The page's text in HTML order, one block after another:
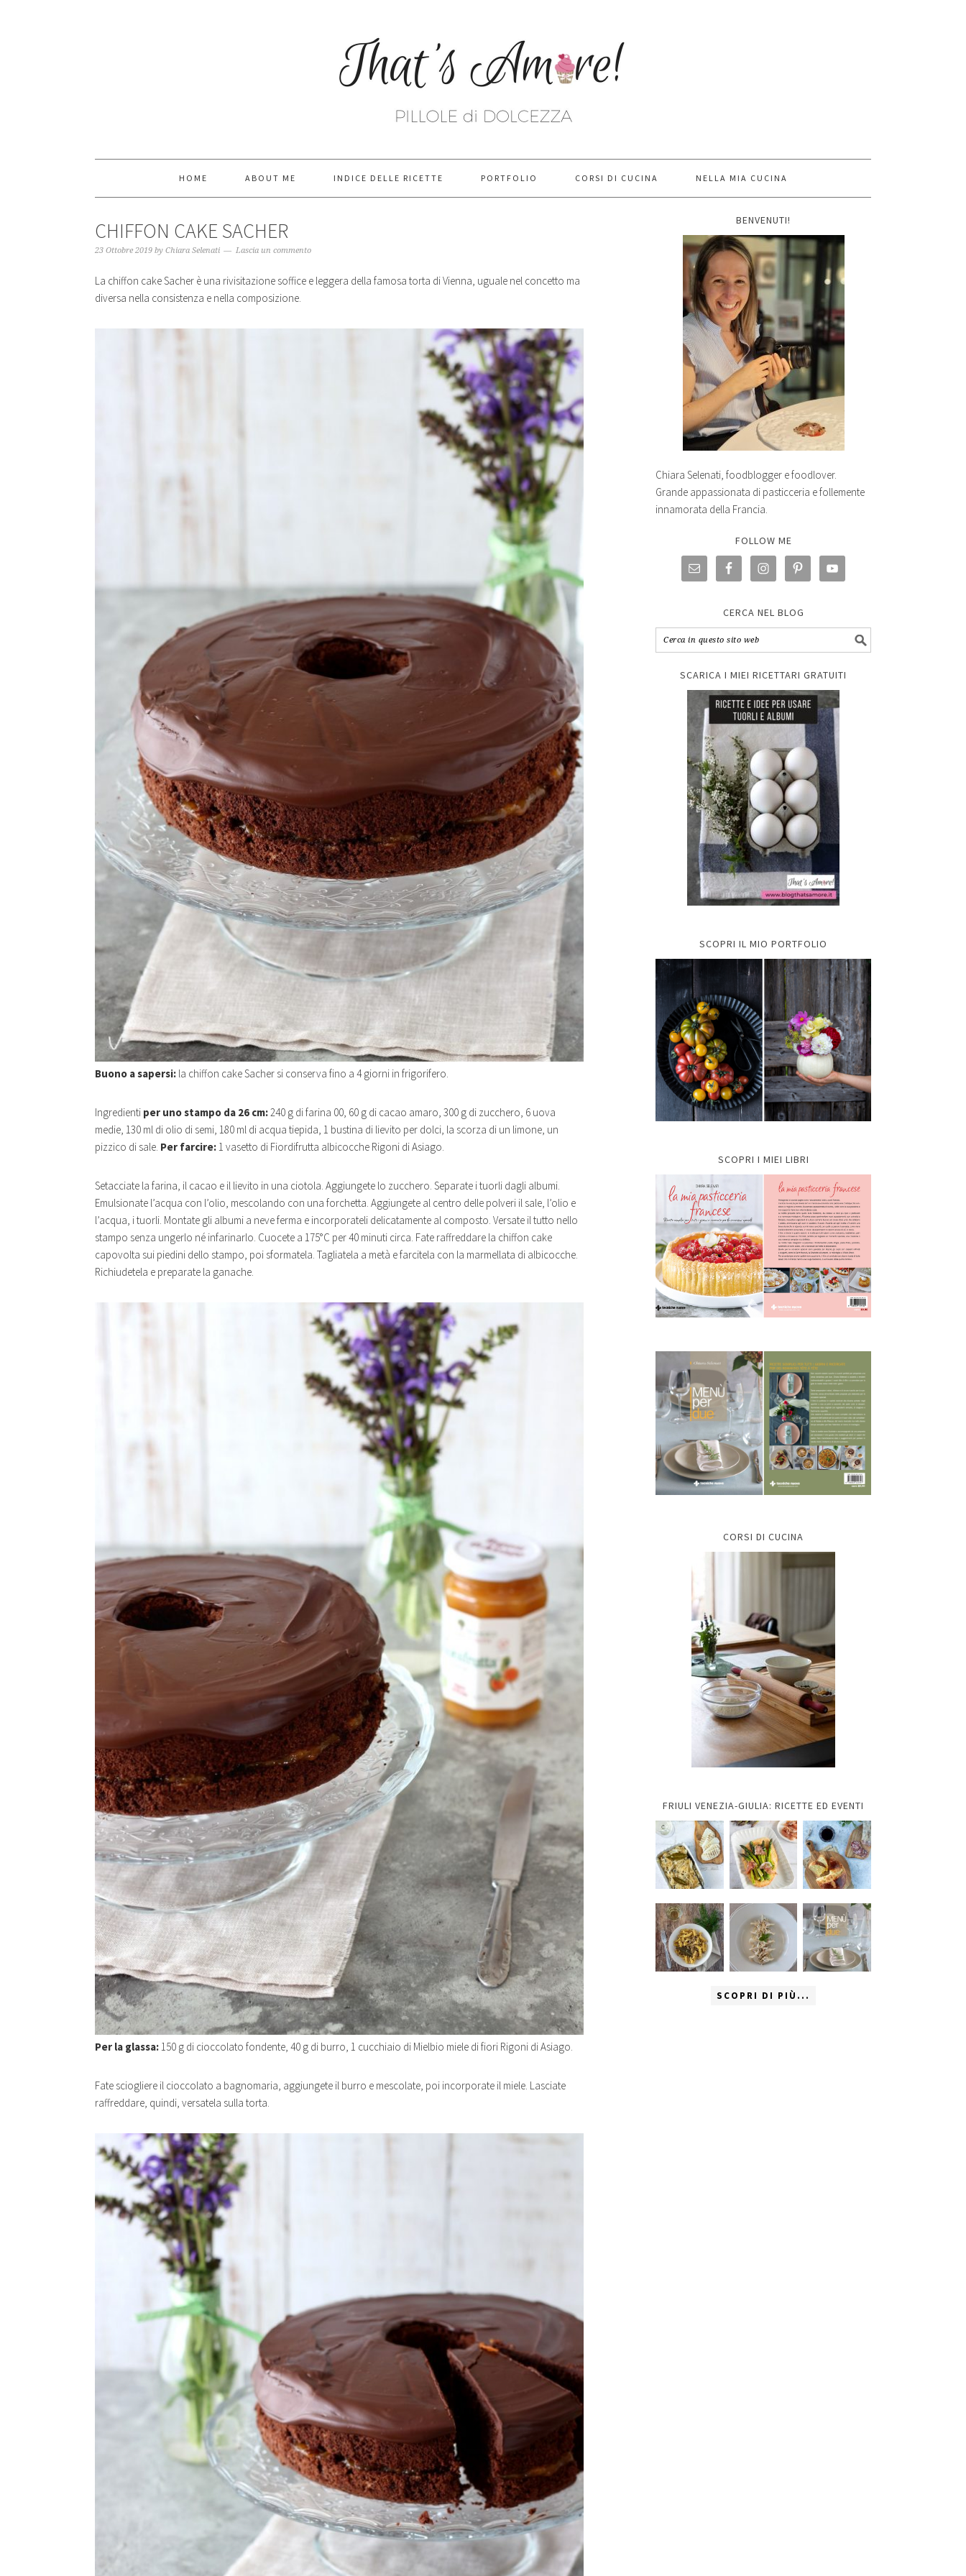
HOME ABOUT ME INDICE DELLE RICETTE PORTFOLIO CORSI DI CUCINA NELLA MIA CUCINA
CHIFFON CAKE SACHER
23 Ottobre 2019 by Chiara Selenati Lascia un commento
La chiffon cake Sacher è una rivisitazione soffice e leggera della famosa torta di Vienna, uguale nel concetto ma
diversa nella consistenza e nella composizione.
Buono a sapersi: la chiffon cake Sacher si conserva fino a 4 giorni in frigorifero.
Ingredienti per uno stampo da 26 cm:240 g di farina 00, 60 g di cacao amaro, 300 g di zucchero, 6 uova
medie, 130 ml di olio di semi, 180 ml di acqua tiepida, 1 bustina di lievito per dolci, la scorza di un limone, un
pizzico di sale. Per farcire: 1 vasetto di Fiordifrutta albicocche Rigoni di Asiago.
Setacciate la farina, il cacao e il lievito in una ciotola. Aggiungete lo zucchero. Separate i tuorli dagli albumi.
Emulsionate l’acqua con l’olio, mescolando con una forchetta. Aggiungete al centro delle polveri il sale, l’olio e
l’acqua, i tuorli. Montate gli albumi a neve ferma e incorporateli delicatamente al composto. Versate il tutto nello
stampo senza ungerlo né infarinarlo. Cuocete a 175°C per 40 minuti circa. Fate raffreddare la chiffon cake
capovolta sui piedini dello stampo, poi sformatela. Tagliatela a metà e farcitela con la marmellata di albicocche.
Richiudetela e preparate la ganache.
Per la glassa: 150 g di cioccolato fondente, 40 g di burro, 1 cucchiaio di Mielbio miele di fiori Rigoni di Asiago.
Fate sciogliere il cioccolato a bagnomaria, aggiungete il burro e mescolate, poi incorporate il miele. Lasciate
raffreddare, quindi, versatela sulla torta.
BENVENUTI!
Chiara Selenati, foodblogger e foodlover.
Grande appassionata di pasticceria e follemente
innamorata della Francia.
FOLLOW ME
CERCA NEL BLOG
SCARICA I MIEI RICETTARI GRATUITI
SCOPRI IL MIO PORTFOLIO
SCOPRI I MIEI LIBRI
CORSI DI CUCINA
FRIULI VENEZIA-GIULIA: RICETTE ED EVENTI
SCOPRI DI PIÙ...